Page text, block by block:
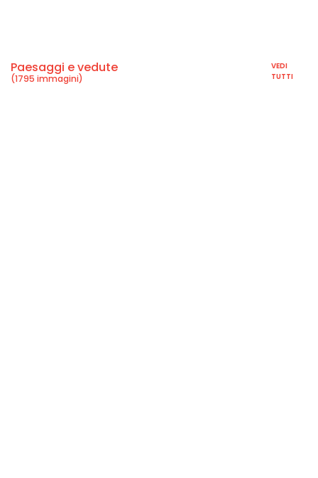
Paesaggi e vedute
(1795 immagini)
VEDI
TUTTI